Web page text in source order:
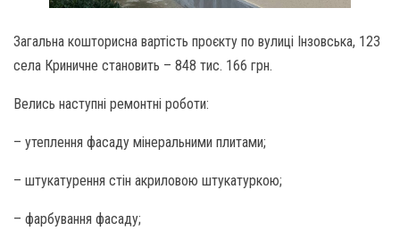
Загальна кошторисна вартість проєкту по вулиці Інзовська, 123
села Криничне становить – 848 тис. 166 грн.
Велись наступні ремонтні роботи:
– утеплення фасаду мінеральними плитами;
– штукатурення стін акриловою штукатуркою;
– фарбування фасаду;